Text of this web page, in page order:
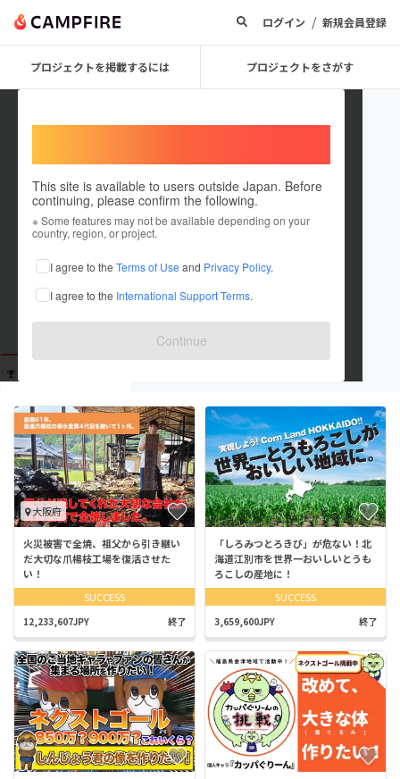
ログイン / 新規会員登録
プロジェクトを掲載するには プロジェクトをさがす
This site is available to users outside Japan. Before
continuing, please confirm the following.
※ Some features may not be available depending on your
country, region, or project.
I agree to the Terms of Use and Privacy Policy.
I agree to the International Support Terms.
Continue
kapalkapal1234
出身国：未設定
大阪府
火災被害で全焼、祖父から引き継い
だ大切な爪楊枝工場を復活させた
い！
SUCCESS
12,233,607JPY 終了
「しろみつとろきび」が危ない！北
海道江別市を世界一おいしいとうも
ろこしの産地に！
SUCCESS
3,659,600JPY 終了